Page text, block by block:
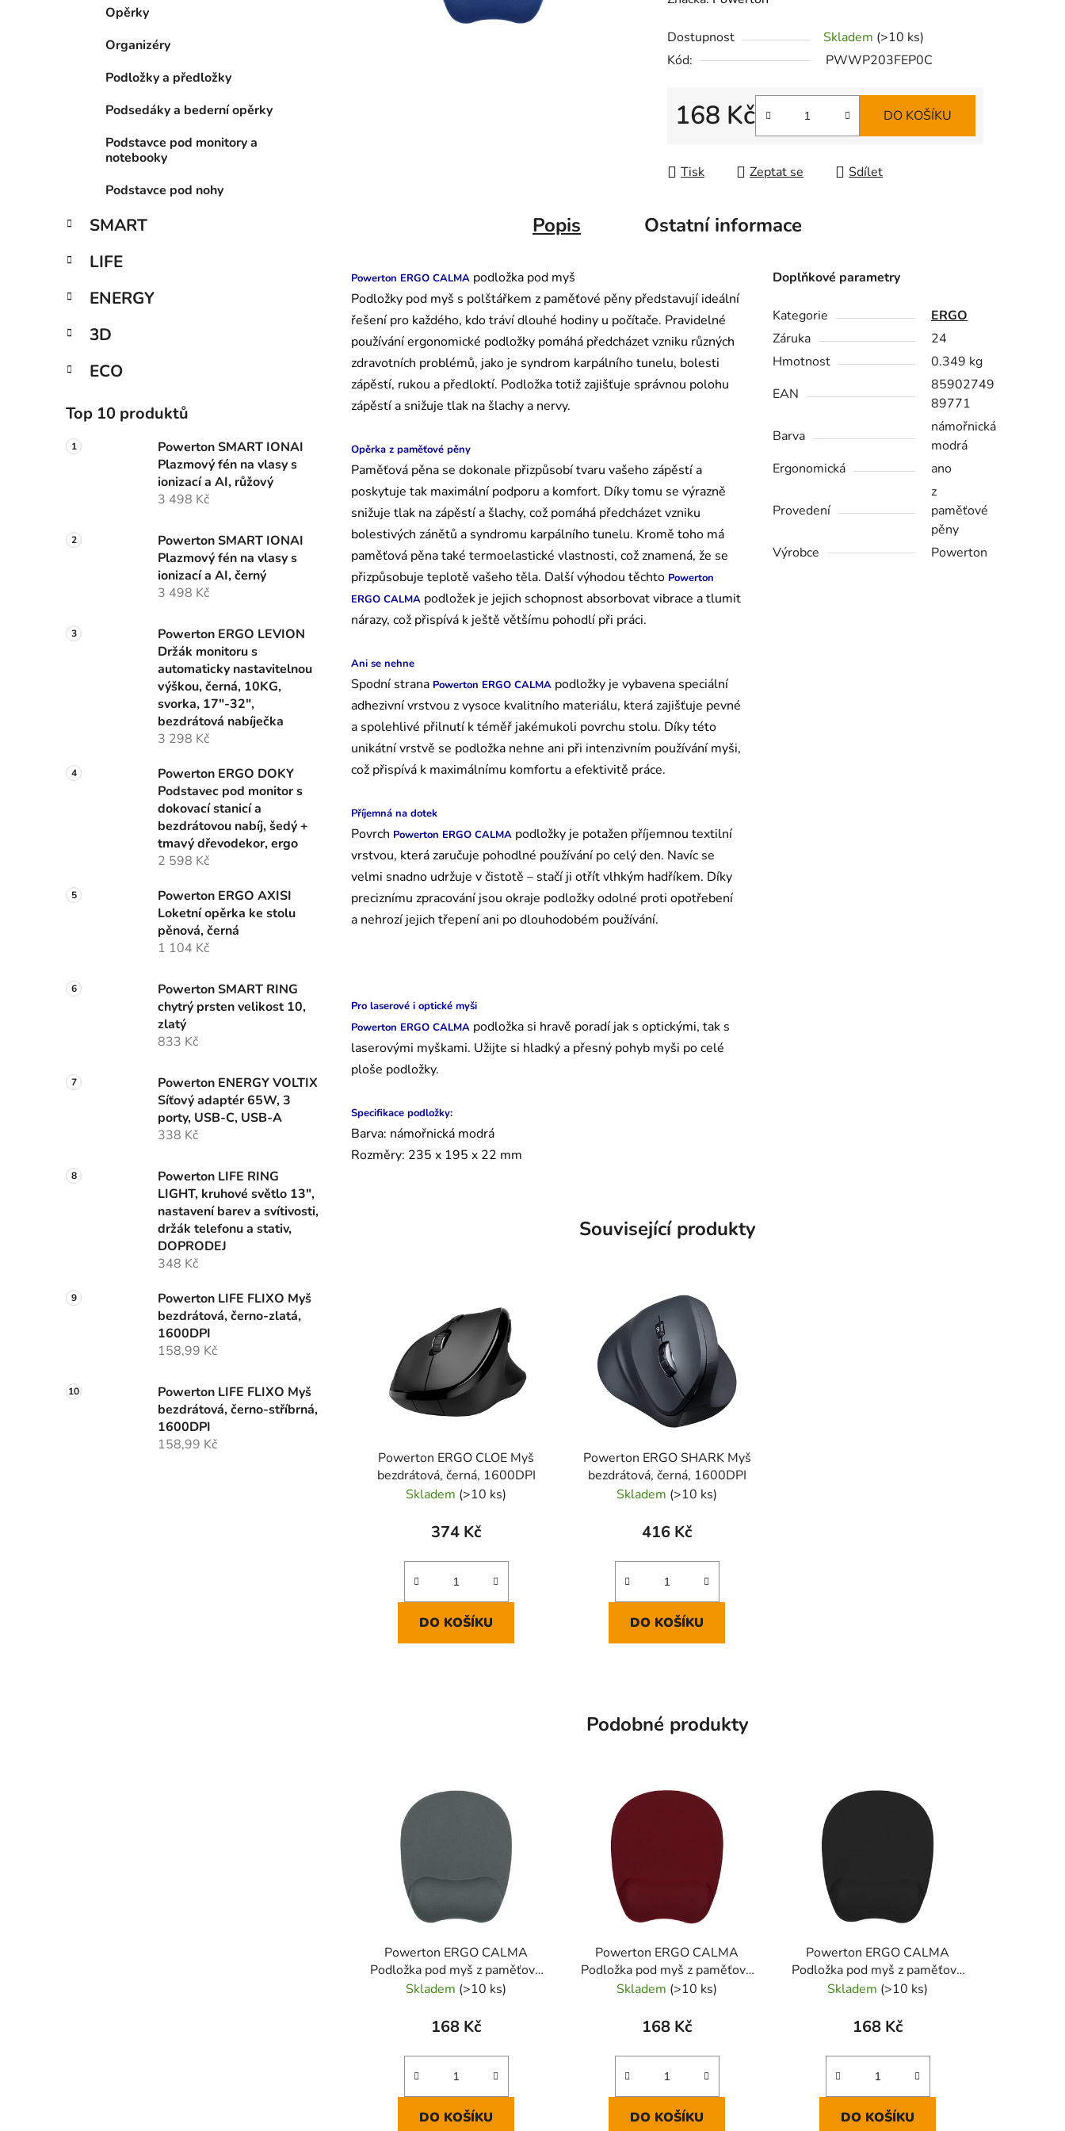
Opěrky
Organizéry
Podložky a předložky
Podsedáky a bederní opěrky
Podstavce pod monitory a
notebooky
Podstavce pod nohy
SMART
LIFE
ENERGY
3D
ECO
Top 10 produktů
Powerton SMART IONAI
Plazmový fén na vlasy s
ionizací a AI, růžový
3 498 Kč
Powerton SMART IONAI
Plazmový fén na vlasy s
ionizací a AI, černý
3 498 Kč
Powerton ERGO LEVION
Držák monitoru s
automaticky nastavitelnou
výškou, černá, 10KG,
svorka, 17"-32",
bezdrátová nabíječka
3 298 Kč
Powerton ERGO DOKY
Podstavec pod monitor s
dokovací stanicí a
bezdrátovou nabíj, šedý +
tmavý dřevodekor, ergo
2 598 Kč
Powerton ERGO AXISI
Loketní opěrka ke stolu
pěnová, černá
1 104 Kč
Powerton SMART RING
chytrý prsten velikost 10,
zlatý
833 Kč
Powerton ENERGY VOLTIX
Síťový adaptér 65W, 3
porty, USB-C, USB-A
338 Kč
Powerton LIFE RING
LIGHT, kruhové světlo 13",
nastavení barev a svítivosti,
držák telefonu a stativ,
DOPRODEJ
348 Kč
Powerton LIFE FLIXO Myš
bezdrátová, černo-zlatá,
1600DPI
158,99 Kč
Powerton LIFE FLIXO Myš
bezdrátová, černo-stříbrná,
1600DPI
158,99 Kč
je
0,0
hvězdiček.
Dostupnost Skladem (>10 ks)
Kód:
PWWP203FEP0C
168 Kč DO KOŠÍKU
Tisk Zeptat se Sdílet
Popis Ostatní informace
Powerton ERGO CALMA podložka pod myš
Podložky pod myš s polštářkem z paměťové pěny představují ideální
řešení pro každého, kdo tráví dlouhé hodiny u počítače. Pravidelné
používání ergonomické podložky pomáhá předcházet vzniku různých
zdravotních problémů, jako je syndrom karpálního tunelu, bolesti
zápěstí, rukou a předloktí. Podložka totiž zajišťuje správnou polohu
zápěstí a snižuje tlak na šlachy a nervy.
Opěrka z paměťové pěny
Paměťová pěna se dokonale přizpůsobí tvaru vašeho zápěstí a
poskytuje tak maximální podporu a komfort. Díky tomu se výrazně
snižuje tlak na zápěstí a šlachy, což pomáhá předcházet vzniku
bolestivých zánětů a syndromu karpálního tunelu. Kromě toho má
paměťová pěna také termoelastické vlastnosti, což znamená, že se
přizpůsobuje teplotě vašeho těla. Další výhodou těchto Powerton
ERGO CALMA podložek je jejich schopnost absorbovat vibrace a tlumit
nárazy, což přispívá k ještě většímu pohodlí při práci.
Ani se nehne
Spodní strana Powerton ERGO CALMA podložky je vybavena speciální
adhezivní vrstvou z vysoce kvalitního materiálu, která zajišťuje pevné
a spolehlivé přilnutí k téměř jakémukoli povrchu stolu. Díky této
unikátní vrstvě se podložka nehne ani při intenzivním používání myši,
což přispívá k maximálnímu komfortu a efektivitě práce.
Příjemná na dotek
Povrch Powerton ERGO CALMA podložky je potažen příjemnou textilní
vrstvou, která zaručuje pohodlné používání po celý den. Navíc se
velmi snadno udržuje v čistotě – stačí ji otřít vlhkým hadříkem. Díky
preciznímu zpracování jsou okraje podložky odolné proti opotřebení
a nehrozí jejich třepení ani po dlouhodobém používání.
Pro laserové i optické myši
Powerton ERGO CALMA podložka si hravě poradí jak s optickými, tak s
laserovými myškami. Užijte si hladký a přesný pohyb myši po celé
ploše podložky.
Specifikace podložky:
Barva: námořnická modrá
Rozměry: 235 x 195 x 22 mm
Doplňkové parametry
Kategorie
ERGO
Záruka
24
Hmotnost
0.349 kg
EAN
85902749
89771
Barva
námořnická
modrá
Ergonomická
ano
Provedení
z
paměťové
pěny
Výrobce
Powerton
Související produkty
Powerton ERGO CLOE Myš
bezdrátová, černá, 1600DPI
Skladem (>10 ks)
374 Kč
DO KOŠÍKU
Powerton ERGO SHARK Myš
bezdrátová, černá, 1600DPI
Skladem (>10 ks)
416 Kč
DO KOŠÍKU
Podobné produkty
Powerton ERGO CALMA
Podložka pod myš z paměťové
pěny, šedá
Skladem (>10 ks)
168 Kč
DO KOŠÍKU
Powerton ERGO CALMA
Podložka pod myš z paměťové
pěny, vínově červená
Skladem (>10 ks)
168 Kč
DO KOŠÍKU
Powerton ERGO CALMA
Podložka pod myš z paměťové
pěny, černá
Skladem (>10 ks)
168 Kč
DO KOŠÍKU